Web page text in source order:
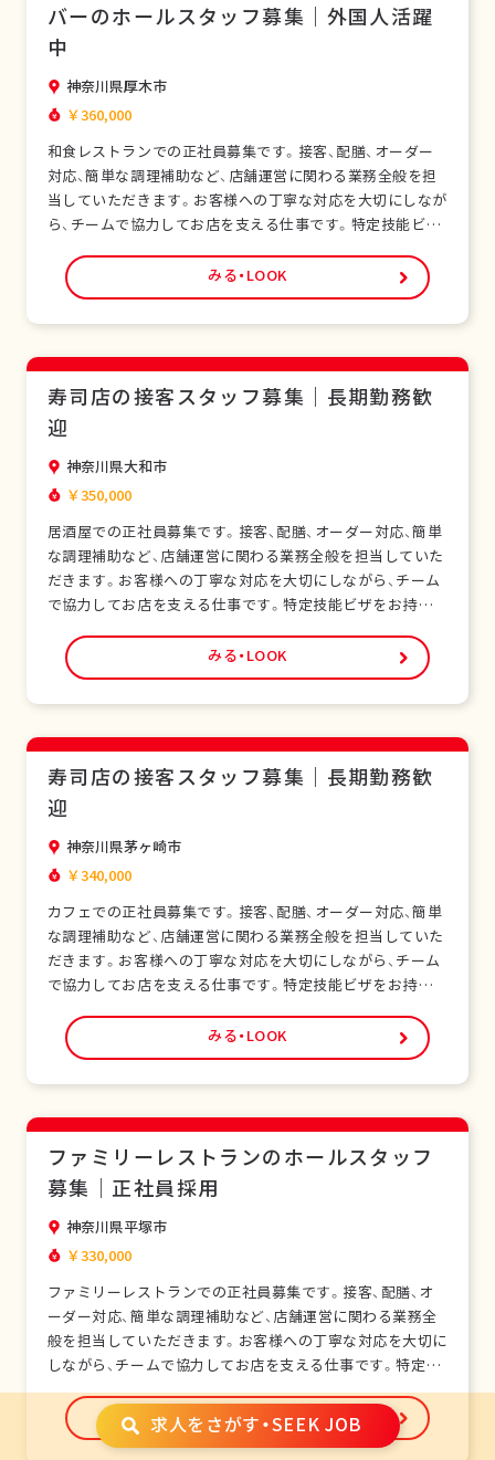
バーのホールスタッフ募集｜外国人活躍
中
神奈川県厚木市
￥360,000
和食レストランでの正社員募集です。接客、配膳、オーダー
対応、簡単な調理補助など、店舗運営に関わる業務全般を担
当していただきます。お客様への丁寧な対応を大切にしなが
ら、チームで協力してお店を支える仕事です。特定技能ビザ
境です。未経験の方でも研修制度があり、日本の飲食サービ
スを基礎から学べます。正社員として安定した雇用形態で、
長期的なキャリア形成が可能です。シフト制勤…
みる・LOOK
寿司店の接客スタッフ募集｜長期勤務歓
迎
神奈川県大和市
￥350,000
居酒屋での正社員募集です。接客、配膳、オーダー対応、簡単
な調理補助など、店舗運営に関わる業務全般を担当していた
だきます。お客様への丁寧な対応を大切にしながら、チーム
で協力してお店を支える仕事です。特定技能ビザをお持ちの
経験の方でも研修制度があり、日本の飲食サービスを基礎か
ら学べます。正社員として安定した雇用形態で、長期的なキ
ャリア形成が可能です。シフト制勤務で、現…
みる・LOOK
寿司店の接客スタッフ募集｜長期勤務歓
迎
神奈川県茅ヶ崎市
￥340,000
カフェでの正社員募集です。接客、配膳、オーダー対応、簡単
な調理補助など、店舗運営に関わる業務全般を担当していた
だきます。お客様への丁寧な対応を大切にしながら、チーム
で協力してお店を支える仕事です。特定技能ビザをお持ちの
経験の方でも研修制度があり、日本の飲食サービスを基礎か
ら学べます。正社員として安定した雇用形態で、長期的なキ
ャリア形成が可能です。シフト制勤務で、現…
みる・LOOK
ファミリーレストランのホールスタッフ
募集｜正社員採用
神奈川県平塚市
￥330,000
ファミリーレストランでの正社員募集です。接客、配膳、オ
ーダー対応、簡単な調理補助など、店舗運営に関わる業務全
般を担当していただきます。お客様への丁寧な対応を大切に
しながら、チームで協力してお店を支える仕事です。特定技
能ビザをお持ちの外国人スタッフも多く在籍し、安心して働
ける環境です。未経験の方でも研修制度があり、日本の飲食
サービスを基礎から学べます。正社員として安定した雇用形
みる・LOOK
求人をさがす・SEEK JOB